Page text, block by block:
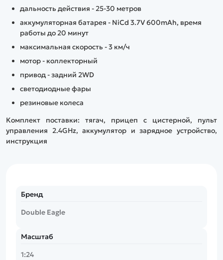
дальность действия - 25-30 метров
аккумуляторная батарея - NiCd 3.7V 600mAh, время
работы до 20 минут
максимальная скорость - 3 км/ч
мотор - коллекторный
привод - задний 2WD
светодиодные фары
резиновые колеса
Комплект поставки: тягач, прицеп с цистерной, пульт
управления 2.4GHz, аккумулятор и зарядное устройство,
инструкция
Бренд
Double Eagle
Масштаб
1:24